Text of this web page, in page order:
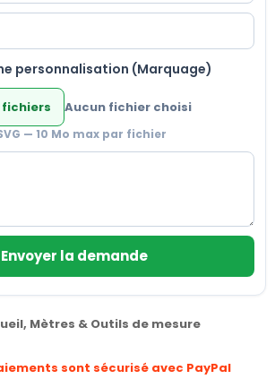
personnalisation (Marquage)
fichiers Aucun fichier choisi
SVG — 10 Mo max par fichier
Envoyer la demande
, Mètres & Outils de mesure
sont sécurisé avec PayPal